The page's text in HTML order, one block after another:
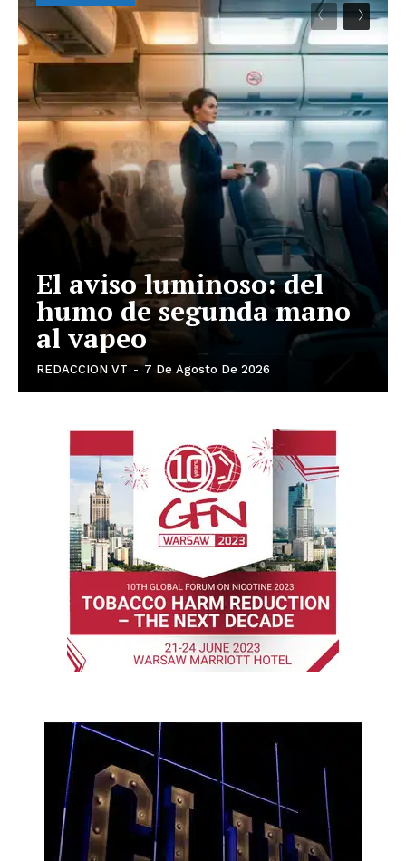
El aviso luminoso: del
humo de segunda mano
al vapeo
REDACCION VT - 7 De Agosto De 2026